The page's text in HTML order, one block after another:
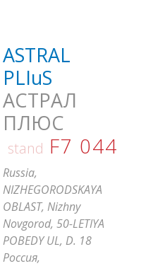
ASTRAL
PLIuS
АСТРАЛ
ПЛЮС
stand F7 044
Russia,
NIZHEGORODSKAYA
OBLAST, Nizhny
Novgorod, 50-LETIYA
POBEDY UL, D. 18
Россия,